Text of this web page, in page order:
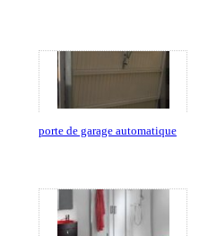
porte de garage automatique